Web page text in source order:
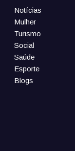
Notícias
Mulher
Turismo
Social
Saúde
Esporte
Blogs